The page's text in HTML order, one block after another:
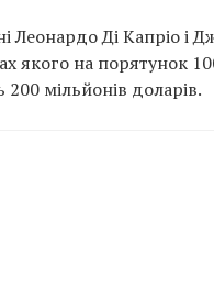
Леонардо Ді Капріо
якого на порятунок
мільйонів доларів.